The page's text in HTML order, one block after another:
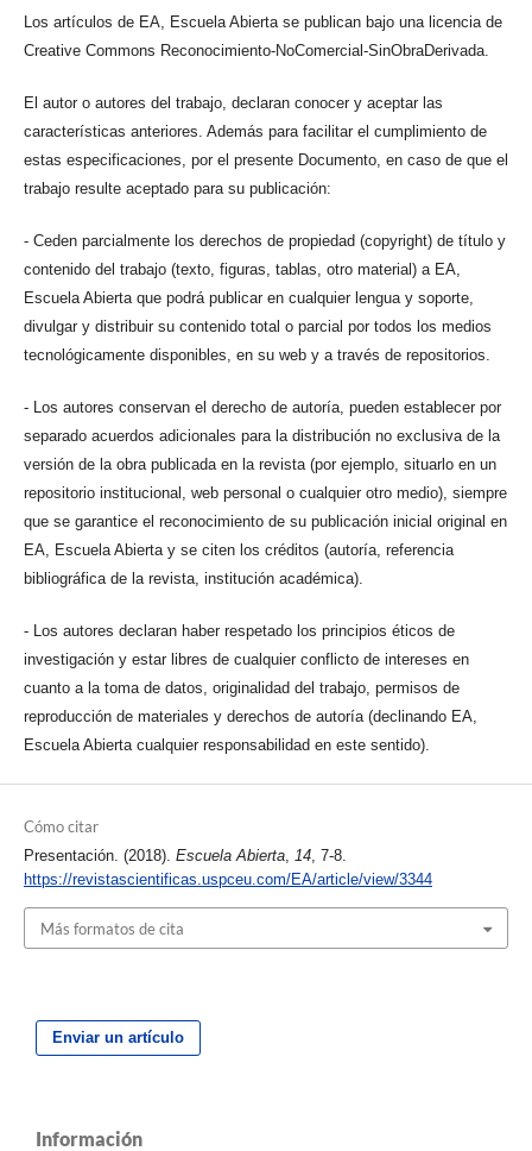
Los artículos de EA, Escuela Abierta se publican bajo una licencia de
Creative Commons Reconocimiento-NoComercial-SinObraDerivada.
El autor o autores del trabajo, declaran conocer y aceptar las
características anteriores. Además para facilitar el cumplimiento de
estas especificaciones, por el presente Documento, en caso de que el
trabajo resulte aceptado para su publicación:
- Ceden parcialmente los derechos de propiedad (copyright) de título y
contenido del trabajo (texto, figuras, tablas, otro material) a EA,
Escuela Abierta que podrá publicar en cualquier lengua y soporte,
divulgar y distribuir su contenido total o parcial por todos los medios
tecnológicamente disponibles, en su web y a través de repositorios.
- Los autores conservan el derecho de autoría, pueden establecer por
separado acuerdos adicionales para la distribución no exclusiva de la
versión de la obra publicada en la revista (por ejemplo, situarlo en un
repositorio institucional, web personal o cualquier otro medio), siempre
que se garantice el reconocimiento de su publicación inicial original en
EA, Escuela Abierta y se citen los créditos (autoría, referencia
bibliográfica de la revista, institución académica).
- Los autores declaran haber respetado los principios éticos de
investigación y estar libres de cualquier conflicto de intereses en
cuanto a la toma de datos, originalidad del trabajo, permisos de
reproducción de materiales y derechos de autoría (declinando EA,
Escuela Abierta cualquier responsabilidad en este sentido).
Cómo citar
Presentación. (2018). Escuela Abierta, 14, 7-8.
https://revistascientificas.uspceu.com/EA/article/view/3344
Más formatos de cita
Enviar un artículo
Información